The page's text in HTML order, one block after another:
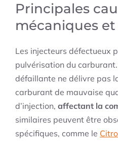
Principales
mécaniques
Les injecteurs défectueux
pulvérisation du
défaillante ne délivre pas
carburant de mauvaise
d’injection, affectant la
similaires peuvent être
spécifiques, comme le